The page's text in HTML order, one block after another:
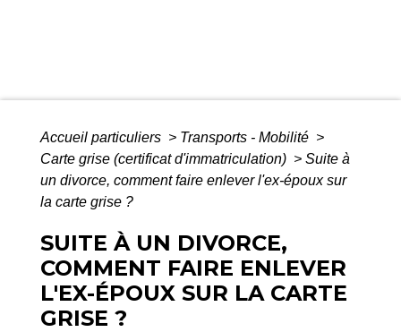
Accueil particuliers > Transports - Mobilité >
Carte grise (certificat d'immatriculation) > Suite à
un divorce, comment faire enlever l'ex-époux sur
la carte grise ?
SUITE À UN DIVORCE,
COMMENT FAIRE ENLEVER
L'EX-ÉPOUX SUR LA CARTE
GRISE ?